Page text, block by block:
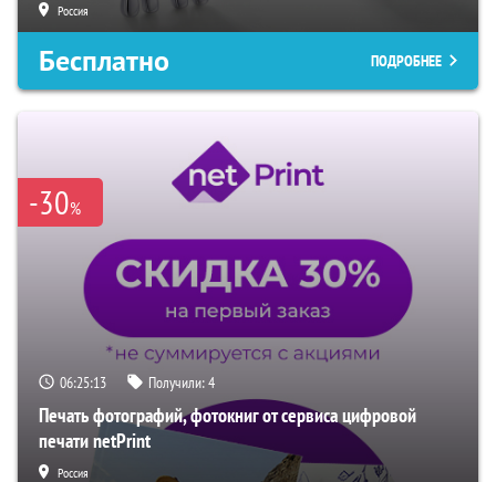
Россия
Бесплатно ПОДРОБНЕЕ
-30%
06:25:12 Получили:4
Печать фотографий, фотокниг от сервиса цифровой
печати netPrint
Россия